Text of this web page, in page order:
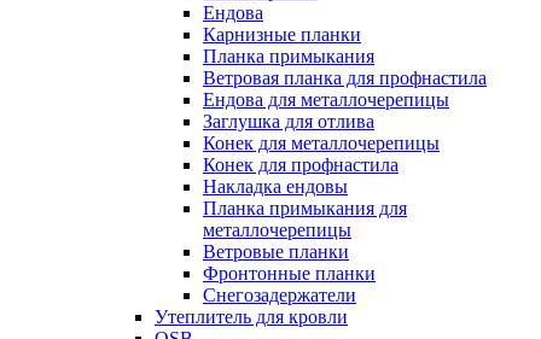
Ендова
Карнизные планки
Планка примыкания
Ветровая планка для профнастила
Ендова для металлочерепицы
Заглушка для отлива
Конек для металлочерепицы
Конек для профнастила
Накладка ендовы
Планка примыкания для
металлочерепицы
Ветровые планки
Фронтонные планки
Снегозадержатели
Утеплитель для кровли